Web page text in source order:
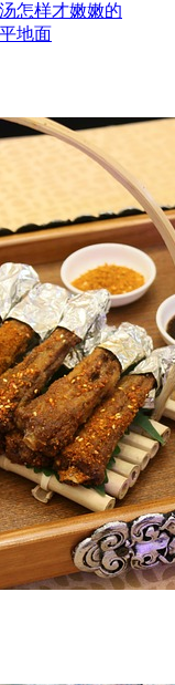
怎样才嫩嫩的
地面